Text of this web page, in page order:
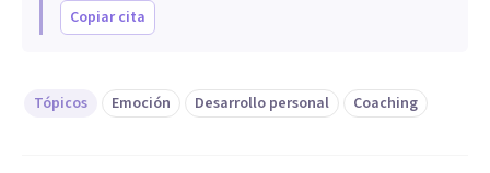
Copiar cita
Tópicos Emoción Desarrollo personal Coaching